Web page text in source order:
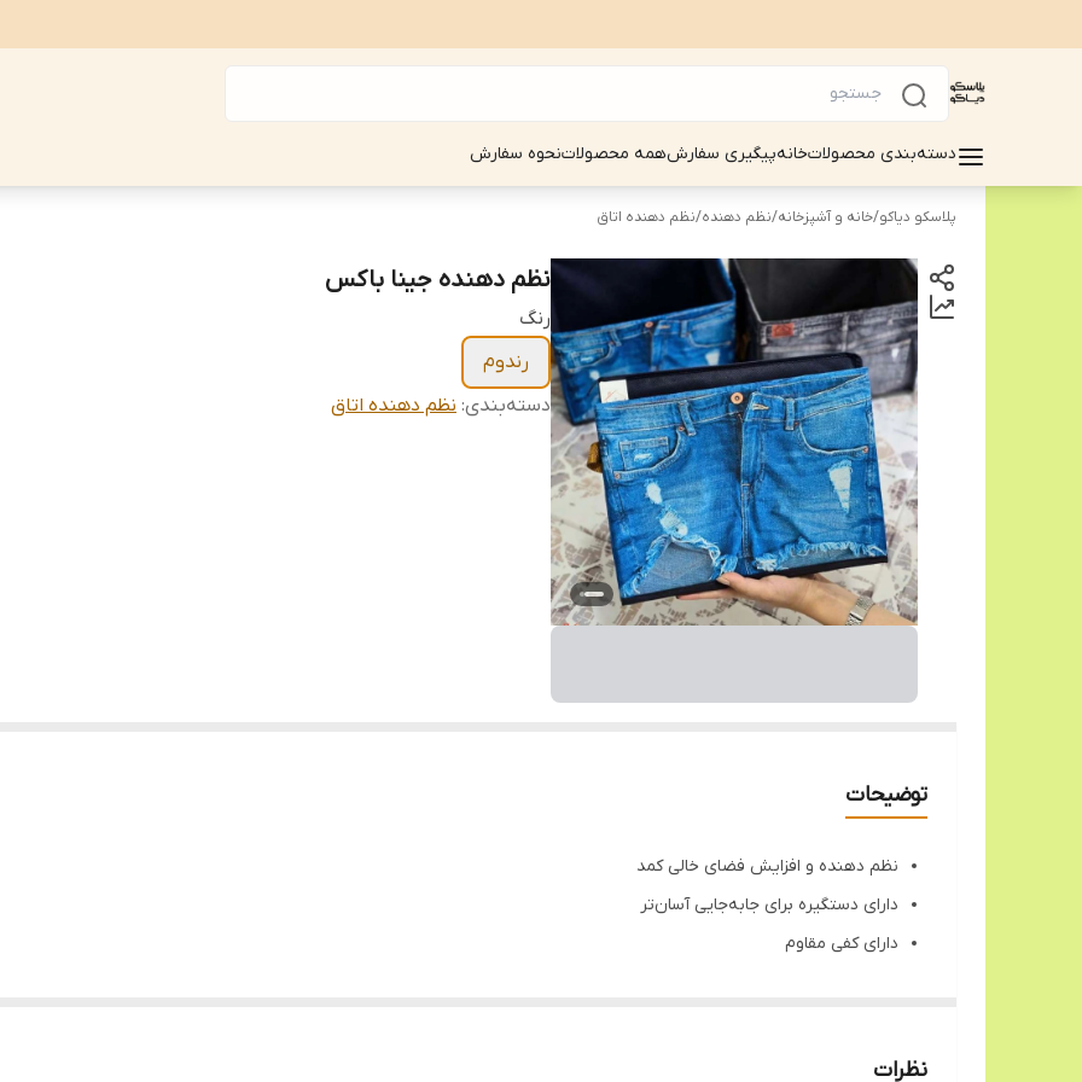
دسته‌بندی محصولاتخانهپیگیری سفارشهمه محصولاتنحوه سفارش
پلاسکو دیاکو/خانه و آشپزخانه/نظم دهنده/نظم دهنده اتاق
نظم دهنده جینا باکس
رنگ
رندوم
دسته‌بندی: نظم دهنده اتاق
توضیحات
نظم دهنده و افزایش فضای خالی کمد
دارای دستگیره برای جابه‌جایی آسان‌تر
دارای کفی مقاوم
طرح چاپی شلوار جیننظرات